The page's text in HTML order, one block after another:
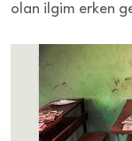
olan ilgim erken